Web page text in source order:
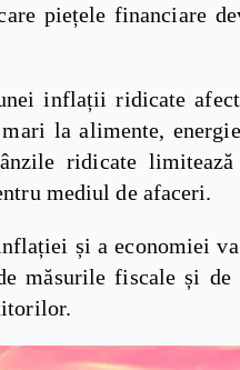
piețele financiare
inflații ridicate
la alimente,
ridicate
mediul de afaceri.
și a economiei
măsurile fiscale și de